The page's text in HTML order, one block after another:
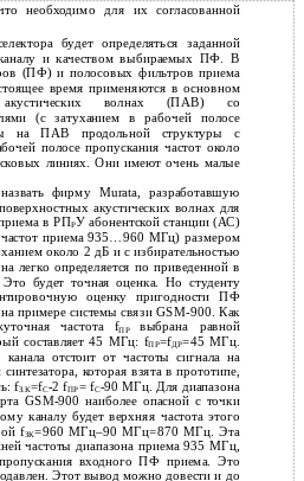
необходимо для их согласованной
будет определяться заданной
и качеством выбираемых ПФ. В
(ПФ) и полосовых фильтров приема
время применяются в основном
волнах (ПАВ) со
(с затуханием в рабочей полосе
на ПАВ продольной структуры с
полосе пропускания частот около
линиях. Они имеют очень малые
фирму Murata, разработавшую
акустических волнах для
в РПРУ абонентской станции (АС)
частот приема 935…960 МГц) размером
около 2 дБ и с избирательностью
легко определяется по приведенной в
будет точная оценка. Но студенту
оценку пригодности ПФ
примере системы связи GSM-900. Как
частота fПРвыбрана равной
составляет 45 МГц: fПР=fДР=45 МГц.
канала отстоит от частоты сигнала на
которая взята в прототипе,
fЗ.К=fС-2 fПР= fС-90 МГц. Для диапазона
GSM-900 наиболее опасной с точки
каналу будет верхняя частота этого
fЗК=960 МГц–90 МГц=870 МГц. Эта
частоты диапазона приема 935 МГц,
входного ПФ приема. Это
Этот вывод можно довести и до